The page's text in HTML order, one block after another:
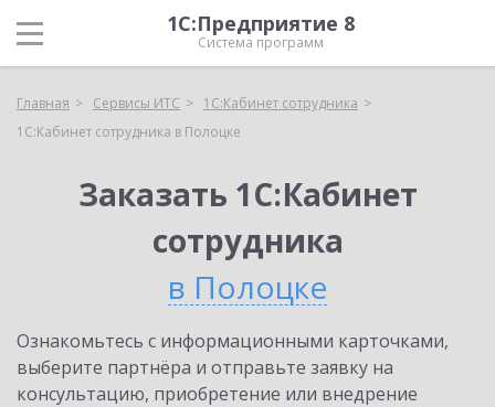
1С:Предприятие 8
Система программ
Главная Сервисы ИТС
1С:Кабинет сотрудника
1С:Кабинет сотрудника в Полоцке
Заказать 1С:Кабинет
сотрудника
в Полоцке
Ознакомьтесь с информационными карточками,
выберите партнёра и отправьте заявку на
консультацию, приобретение или внедрение